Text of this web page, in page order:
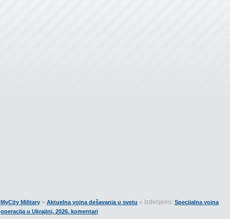
MyCity Military » Aktuelna vojna dešavanja u svetu » Izdvojeno: Specijalna vojna
operacija u Ukrajini, 2026. komentari